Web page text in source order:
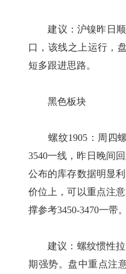
建议：沪镍昨日顺
口，该线之上运行，
短多跟进思路。
黑色板块
螺纹1905：周四螺
3540一线，昨日晚间
公布的库存数据明显
价位上，可以重点注
撑参考3450-3470一带。
建议：螺纹惯性拉
期强势。盘中重点注